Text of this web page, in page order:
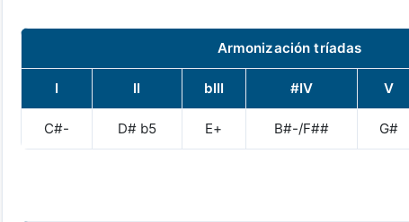
Armonización tríadas
I II bIII #IV V
C#- D# b5 E+ B#-/F## G#